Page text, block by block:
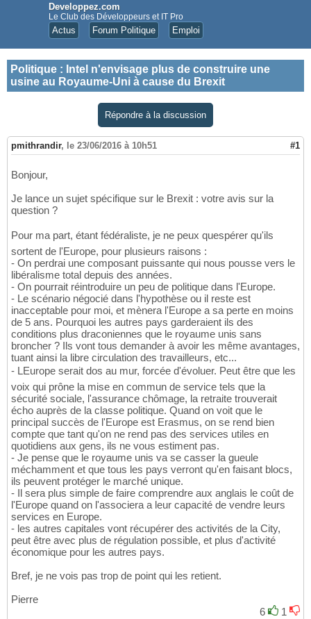
Developpez.com
Le Club des Développeurs et IT Pro
Actus Forum Politique Emploi
Politique : Intel n'envisage plus de construire une
usine au Royaume-Uni à cause du Brexit
Répondre à la discussion
pmithrandir, le 23/06/2016 à 10h51 #1
Bonjour,
Je lance un sujet spécifique sur le Brexit : votre avis sur la
question ?
Pour ma part, étant fédéraliste, je ne peux quespérer qu'ils
sortent de l'Europe, pour plusieurs raisons :
- On perdrai une composant puissante qui nous pousse vers le
libéralisme total depuis des années.
- On pourrait réintroduire un peu de politique dans l'Europe.
- Le scénario négocié dans l'hypothèse ou il reste est
inacceptable pour moi, et mènera l'Europe a sa perte en moins
de 5 ans. Pourquoi les autres pays garderaient ils des
conditions plus draconiennes que le royaume unis sans
broncher ? Ils vont tous demander à avoir les même avantages,
tuant ainsi la libre circulation des travailleurs, etc...
- LEurope serait dos au mur, forcée d'évoluer. Peut être que les
voix qui prône la mise en commun de service tels que la
sécurité sociale, l'assurance chômage, la retraite trouverait
écho auprès de la classe politique. Quand on voit que le
principal succès de l'Europe est Erasmus, on se rend bien
compte que tant qu'on ne rend pas des services utiles en
quotidiens aux gens, ils ne vous estiment pas.
- Je pense que le royaume unis va se casser la gueule
méchamment et que tous les pays verront qu'en faisant blocs,
ils peuvent protéger le marché unique.
- Il sera plus simple de faire comprendre aux anglais le coût de
l'Europe quand on l'associera a leur capacité de vendre leurs
services en Europe.
- les autres capitales vont récupérer des activités de la City,
peut être avec plus de régulation possible, et plus d'activité
économique pour les autres pays.
Bref, je ne vois pas trop de point qui les retient.
Pierre
6
1